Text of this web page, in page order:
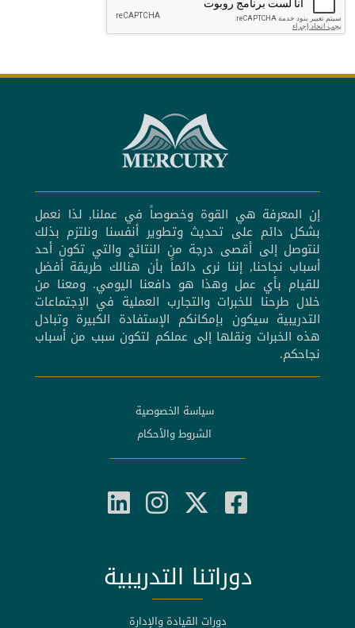
إن المعرفة هي القوة وخصوصاً في عملنا, لذا نعمل
بشكل دائم على تحديث وتطوير أنفسنا ونلتزم بذلك
لنتوصل إلى أقصى درجة من النتائج والتي تكون أحد
أسباب نجاحنا, إننا نرى دائماً بأن هنالك طريقة أفضل
للقيام بأي عمل وهذا هو دافعنا اليومي. ومعنا من
خلال طرحنا للخبرات والتجارب العملية في الإجتماعات
التدريبية سيكون بإمكانكم الإستفادة الكبيرة وتبادل
هذه الخبرات ونقلها إلى عملكم لتكون سبب من أسباب
نجاحكم.
سياسة الخصوصية
الشروط والأحكام
دوراتنا التدريبية
دورات القيادة والإدارة